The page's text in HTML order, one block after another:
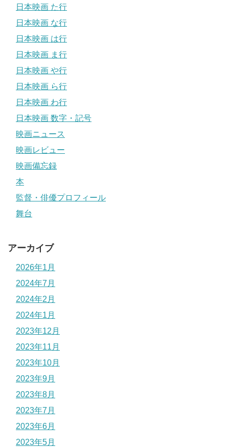
日本映画 た行
日本映画 な行
日本映画 は行
日本映画 ま行
日本映画 や行
日本映画 ら行
日本映画 わ行
日本映画 数字・記号
映画ニュース
映画レビュー
映画備忘録
本
監督・俳優プロフィール
舞台
アーカイブ
2026年1月
2024年7月
2024年2月
2024年1月
2023年12月
2023年11月
2023年10月
2023年9月
2023年8月
2023年7月
2023年6月
2023年5月